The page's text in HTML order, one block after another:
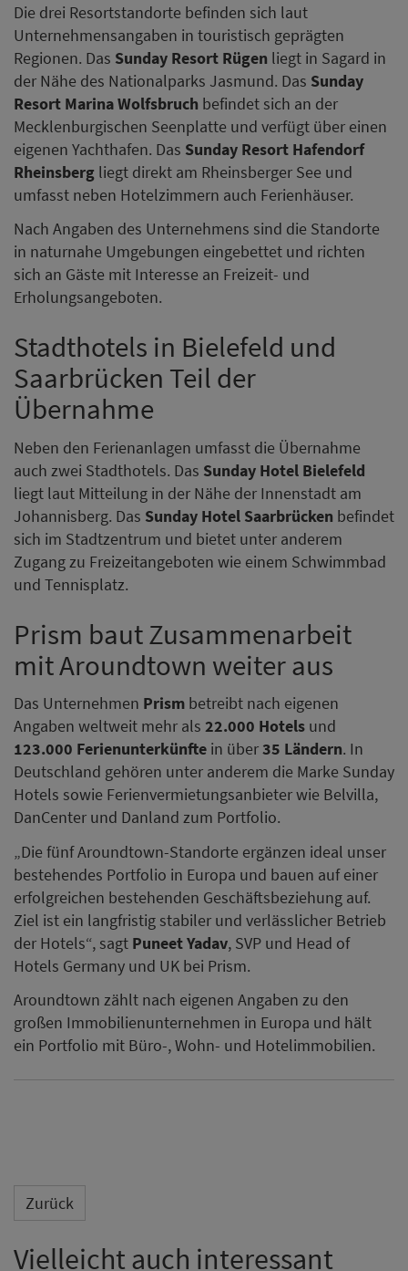
Die drei Resortstandorte befinden sich laut
Unternehmensangaben in touristisch geprägten
Regionen. Das Sunday Resort Rügen liegt in Sagard in
der Nähe des Nationalparks Jasmund. Das Sunday
Resort Marina Wolfsbruch befindet sich an der
Mecklenburgischen Seenplatte und verfügt über einen
eigenen Yachthafen. Das Sunday Resort Hafendorf
Rheinsberg liegt direkt am Rheinsberger See und
umfasst neben Hotelzimmern auch Ferienhäuser.
Nach Angaben des Unternehmens sind die Standorte
in naturnahe Umgebungen eingebettet und richten
sich an Gäste mit Interesse an Freizeit- und
Erholungsangeboten.
Stadthotels in Bielefeld und
Saarbrücken Teil der
Übernahme
Neben den Ferienanlagen umfasst die Übernahme
auch zwei Stadthotels. Das Sunday Hotel Bielefeld
liegt laut Mitteilung in der Nähe der Innenstadt am
Johannisberg. Das Sunday Hotel Saarbrücken befindet
sich im Stadtzentrum und bietet unter anderem
Zugang zu Freizeitangeboten wie einem Schwimmbad
und Tennisplatz.
Prism baut Zusammenarbeit
mit Aroundtown weiter aus
Das Unternehmen Prism betreibt nach eigenen
Angaben weltweit mehr als 22.000 Hotels und
123.000 Ferienunterkünfte in über35 Ländern. In
Deutschland gehören unter anderem die Marke Sunday
Hotels sowie Ferienvermietungsanbieter wie Belvilla,
DanCenter und Danland zum Portfolio.
„Die fünf Aroundtown-Standorte ergänzen ideal unser
bestehendes Portfolio in Europa und bauen auf einer
erfolgreichen bestehenden Geschäftsbeziehung auf.
Ziel ist ein langfristig stabiler und verlässlicher Betrieb
der Hotels“, sagt Puneet Yadav, SVP und Head of
Hotels Germany und UK bei Prism.
Aroundtown zählt nach eigenen Angaben zu den
großen Immobilienunternehmen in Europa und hält
ein Portfolio mit Büro-, Wohn- und Hotelimmobilien.
Zurück
Vielleicht auch interessant